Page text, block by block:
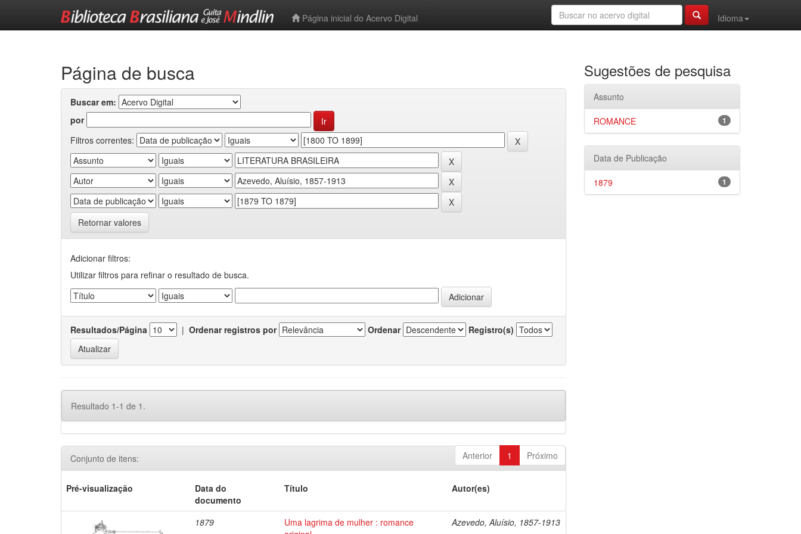
Página inicial do Acervo Digital
Idioma
Página de busca
Buscar em:
por
Filtros correntes:
Retornar valores
Adicionar filtros:
Utilizar filtros para refinar o resultado de busca.
Resultados/Página | Ordenar registros por Ordenar Registro(s)
Resultado 1-1 de 1.
Anterior 1 Próximo
Conjunto de itens:
Pré-visualização
Data do
documento
Título Autor(es)
1879
Uma lagrima de mulher : romance
Azevedo, Aluísio, 1857-1913
Sugestões de pesquisa
Assunto
1
ROMANCE
Data de Publicação
1
1879